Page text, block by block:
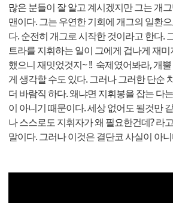
많은 분들이 잘 알고 계시겠지만 그는 개
맨이다. 그는 우연한 기회에 개그의 일환
다. 순전히 개그로 시작한 것이라고 한다.
트라를 지휘하는 일이 그에게 겁나게 재
했으니 재밋었것지~ !! 숙제였어봐라, 개
게 생각할 수도 있다. 그러나 그러한 단순
더 바람직 하다. 왜냐면 지휘봉을 잡는 다
이 아니기 때문이다. 세상 없어도 될것만
나 스스로도 지휘자가 왜 필요한건데? 라
말이다. 그러나 이것은 결단코 사실이 아